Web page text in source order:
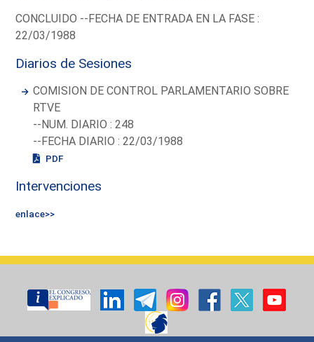
CONCLUIDO --FECHA DE ENTRADA EN LA FASE :
22/03/1988
Diarios de Sesiones
COMISION DE CONTROL PARLAMENTARIO SOBRE
RTVE
--NUM. DIARIO : 248
--FECHA DIARIO : 22/03/1988
PDF
Intervenciones
enlace>>